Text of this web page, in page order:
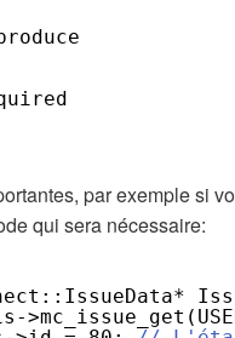
par exemple si
qui sera nécessaire: